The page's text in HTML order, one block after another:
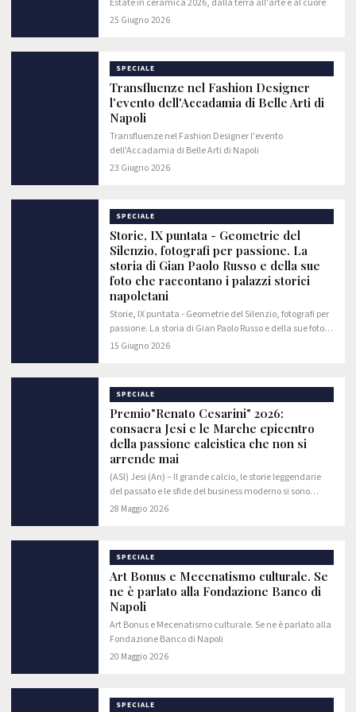
Estate in ceramica 2026, dalla terra all'arte e al cuore
25 Giugno 2026
SPECIALE
Transfluenze nel Fashion Designer
l'evento dell'Accadamia di Belle Arti di
Napoli
Transfluenze nel Fashion Designer l'evento
dell'Accadamia di Belle Arti di Napoli
23 Giugno 2026
SPECIALE
Storie, IX puntata - Geometrie del
Silenzio, fotografi per passione. La
storia di Gian Paolo Russo e della sue
foto che raccontano i palazzi storici
napoletani
Storie, IX puntata - Geometrie del Silenzio, fotografi per
passione. La storia di Gian Paolo Russo e della sue foto
che raccontano i palazzi storici napoletani
15 Giugno 2026
SPECIALE
Premio"Renato Cesarini" 2026:
consacra Jesi e le Marche epicentro
della passione calcistica che non si
arrende mai
(ASI) Jesi (An) – Il grande calcio, le storie leggendarie
del passato e le sfide del business moderno si sono
incrociati nella prestigiosa cornice del Centro Congressi
28 Maggio 2026
SPECIALE
Art Bonus e Mecenatismo culturale. Se
ne è parlato alla Fondazione Banco di
Napoli
Art Bonus e Mecenatismo culturale. Se ne è parlato alla
Fondazione Banco di Napoli
20 Maggio 2026
SPECIALE